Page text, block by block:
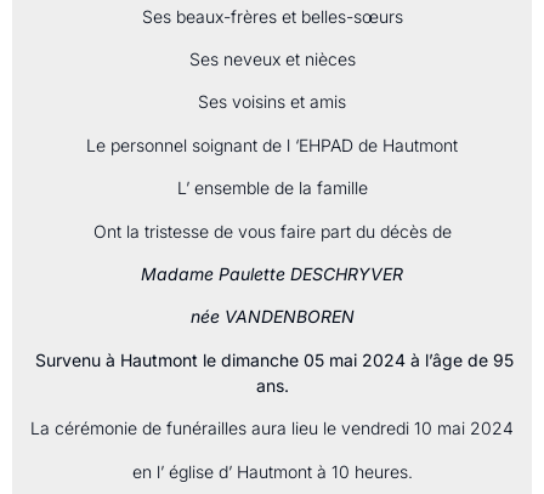
Ses beaux-frères et belles-sœurs
Ses neveux et nièces
Ses voisins et amis
Le personnel soignant de l ‘EHPAD de Hautmont
L’ ensemble de la famille
Ont la tristesse de vous faire part du décès de
Madame Paulette DESCHRYVER
née VANDENBOREN
Survenu à Hautmont le dimanche 05 mai 2024 à l’âge de 95
ans.
La cérémonie de funérailles aura lieu le vendredi 10 mai 2024
en l’ église d’ Hautmont à 10 heures.